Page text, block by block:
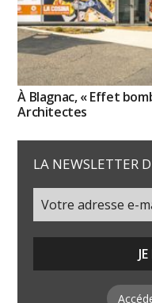
À Blagnac, « Effet
Architectes
LA NEWSLETTER